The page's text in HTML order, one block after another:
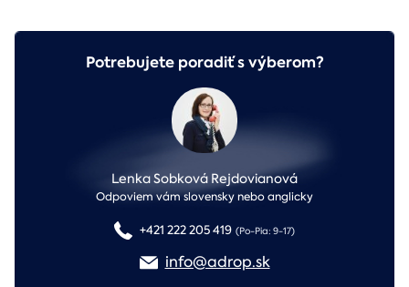
Potrebujete poradiť s výberom?
Lenka Sobková Rejdovianová
Odpoviem vám slovensky nebo anglicky
+421 222 205 419 (Po-Pia: 9-17)
info@adrop.sk